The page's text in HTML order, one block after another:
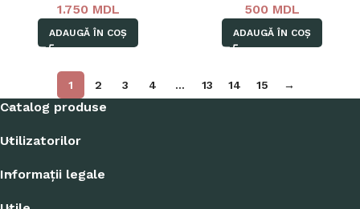
1.750 MDL
ADAUGĂ ÎN COȘ
500 MDL
ADAUGĂ ÎN COȘ
1 2 3 4 … 13 14 15 →
Catalog produse
Utilizatorilor
Informații legale